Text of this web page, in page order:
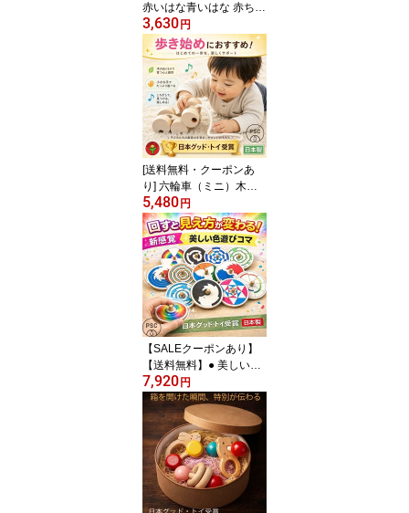
赤いはな青いはな 赤ちゃ
ん おもちゃ はがため 歯
がため 木のおもちゃ 日
本製 出産祝い カタカタ
ラトル 男の子＆女の子 6
ヶ月 7ヶ月 8ヶ月 9ヶ月 1
0ヶ月 0歳 1歳 プレゼン
ト ランキング 2歳 誕生日
ギフト がらがら ファー
ストトイ デザインpsc
3,630 円
[送料無料・クーポンあ
り] 六輪車（ミニ）木の
おもちゃ プルトーイ 木
製玩具 引き車 知育玩具
プレゼント ランキング
5,480 円
【SALEクーポンあり】
【送料無料】● 美しい色
遊び独楽（12個セット）
綺麗な木のおもちゃ 日本
グッド・トイ受賞おもち
ゃ 知育玩具 1歳 1歳半 プ
レゼント ランキング 2歳
3歳 4歳 5歳 6歳 7歳 8歳
幼児子供〜高齢者 誕生日
ギフト〜出産祝い 木製
7,920 円